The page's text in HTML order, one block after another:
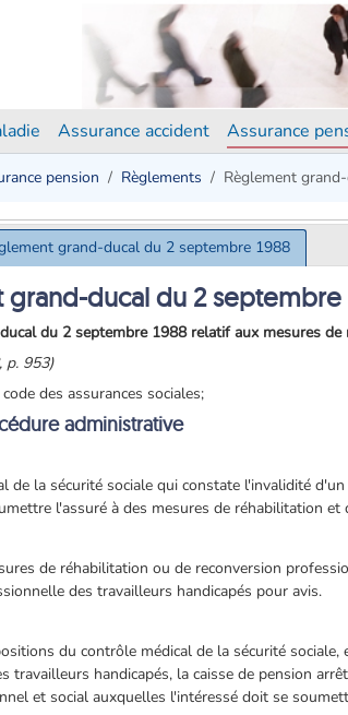
Assurance accident Assurance
pension Règlements Règlement
grand-ducal du 2 septembre 1988
grand-ducal du 2 septembre
du 2 septembre 1988 relatif aux mesures
p. 953)
des assurances sociales;
administrative
de la sécurité sociale qui constate l'invalidité
l'assuré à des mesures de réhabilitation et
de réhabilitation ou de reconversion
des travailleurs handicapés pour avis.
du contrôle médical de la sécurité
travailleurs handicapés, la caisse de pension
et social auxquelles l'intéressé doit se